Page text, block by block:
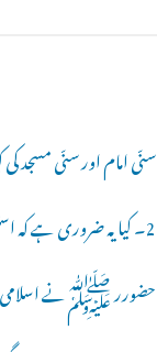
سنّی امام اور سنّی مسجد کی
2۔ کیا یہ ضروری ہے کہ استنجا کہ بعد صابن سے ہاتھ دھوئے جائیں؟؟
حضورر ﷺنے اسلامی